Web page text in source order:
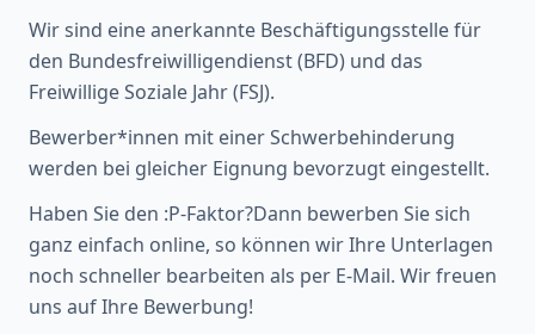
Wir sind eine anerkannte Beschäftigungsstelle für
den Bundesfreiwilligendienst (BFD) und das
Freiwillige Soziale Jahr (FSJ).
Bewerber*innen mit einer Schwerbehinderung
werden bei gleicher Eignung bevorzugt eingestellt.
Haben Sie den :P-Faktor?Dann bewerben Sie sich
ganz einfach online, so können wir Ihre Unterlagen
noch schneller bearbeiten als per E-Mail. Wir freuen
uns auf Ihre Bewerbung!